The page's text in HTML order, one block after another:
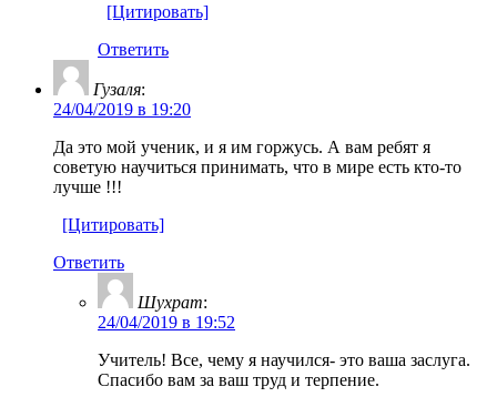
[Цитировать]
Ответить
Гузаля:
24/04/2019 в 19:20
Да это мой ученик, и я им горжусь. А вам ребят я
советую научиться принимать, что в мире есть кто-то
лучше !!!
[Цитировать]
Ответить
Шухрат:
24/04/2019 в 19:52
Учитель! Все, чему я научился- это ваша заслуга.
Спасибо вам за ваш труд и терпение.